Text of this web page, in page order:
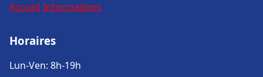
Accueil Informations
Horaires
Lun-Ven: 8h-19h